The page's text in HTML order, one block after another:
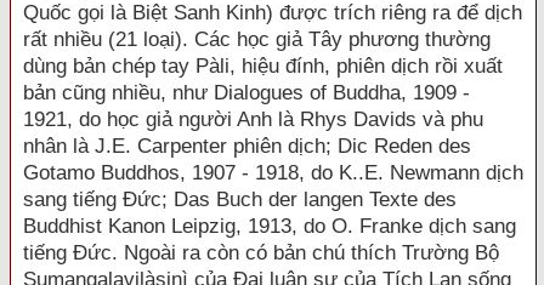
Quốc gọi là Biệt Sanh Kinh) được trích riêng ra để dịch
rất nhiều (21 loại). Các học giả Tây phương thường
dùng bản chép tay Pàli, hiệu đính, phiên dịch rồi xuất
bản cũng nhiều, như Dialogues of Buddha, 1909 -
1921, do học giả người Anh là Rhys Davids và phu
nhân là J.E. Carpenter phiên dịch; Dic Reden des
Gotamo Buddhos, 1907 - 1918, do K..E. Newmann dịch
sang tiếng Đức; Das Buch der langen Texte des
Buddhist Kanon Leipzig, 1913, do O. Franke dịch sang
tiếng Đức. Ngoài ra còn có bản chú thích Trường Bộ
Sumangalavilàsinì của Đại luận sư của Tích Lan sống